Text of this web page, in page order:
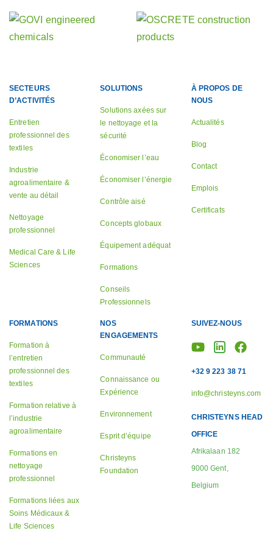
SECTEURS
D’ACTIVITÉS
Entretien
professionnel des
textiles
Industrie
agroalimentaire &
vente au détail
Nettoyage
professionnel
Medical Care & Life
Sciences
SOLUTIONS
Solutions axées sur
le nettoyage et la
sécurité
Économiser l’eau
Économiser l’énergie
Contrôle aisé
Concepts globaux
Équipement adéquat
Formations
Conseils
Professionnels
À PROPOS DE
NOUS
Actualités
Blog
Contact
Emplois
Certificats
FORMATIONS
Formation à
l’entretien
professionnel des
textiles
Formation relative à
l’industrie
agroalimentaire
Formations en
nettoyage
professionnel
Formations liées aux
Soins Médicaux &
Life Sciences
NOS
ENGAGEMENTS
Communauté
Connaissance ou
Expérience
Environnement
Esprit d’équipe
Christeyns
Foundation
SUIVEZ-NOUS
+32 9 223 38 71
info@christeyns.com
CHRISTEYNS HEAD
OFFICE
Afrikalaan 182
9000 Gent,
Belgium